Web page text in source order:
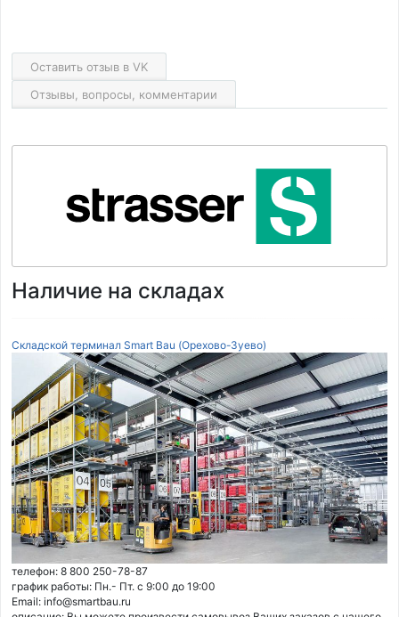
Оставить отзыв в VK
Отзывы, вопросы, комментарии
Наличие на складах
Складской терминал Smart Bau (Орехово-Зуево)
телефон: 8 800 250-78-87
график работы: Пн.- Пт. с 9:00 до 19:00
Email: info@smartbau.ru